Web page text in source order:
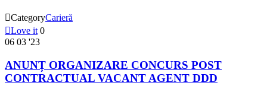
CategoryCarieră
Love it 0
06 03 '23
ANUNȚ ORGANIZARE CONCURS POST
CONTRACTUAL VACANT AGENT DDD